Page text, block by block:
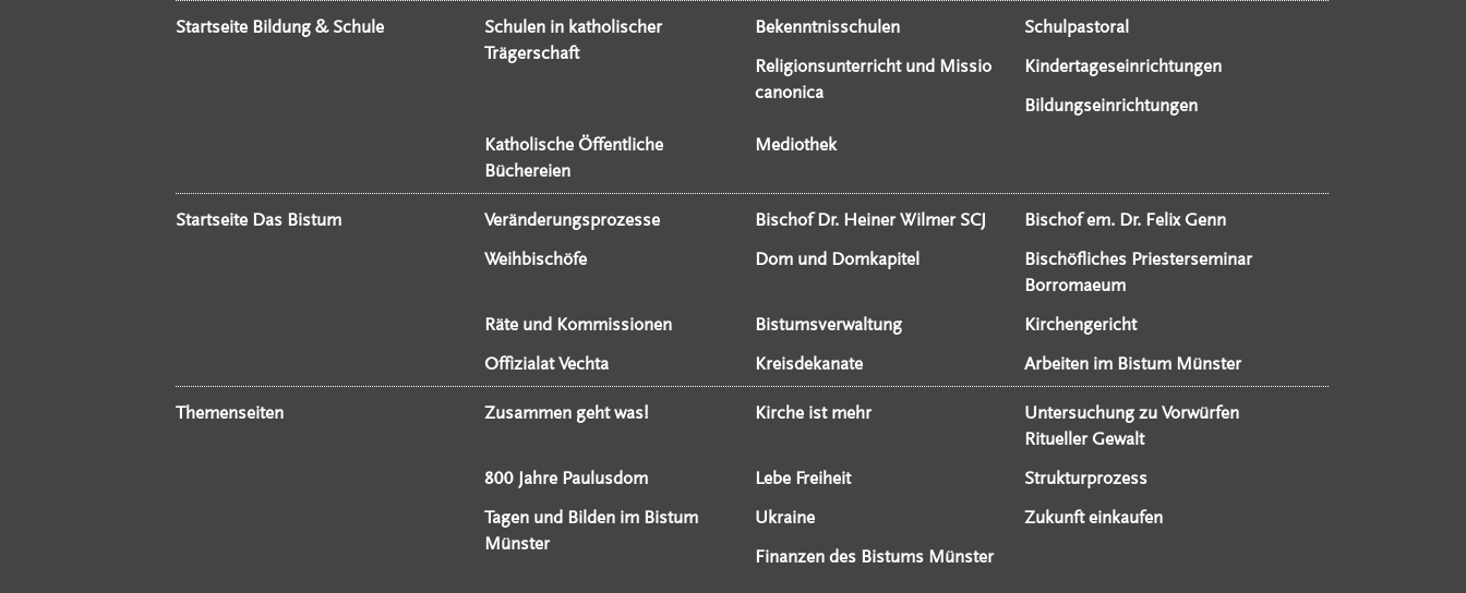
Startseite Bildung & Schule
Schulen in katholischer
Trägerschaft
Bekenntnisschulen
Schulpastoral
Religionsunterricht und Missio
canonica
Kindertageseinrichtungen
Bildungseinrichtungen
Katholische Öffentliche
Büchereien
Mediothek
Startseite Das Bistum Veränderungsprozesse Bischof Dr. Heiner Wilmer SCJ
Bischof em. Dr. Felix Genn
Weihbischöfe
Dom und Domkapitel
Bischöfliches Priesterseminar
Borromaeum
Räte und Kommissionen
Bistumsverwaltung
Kirchengericht
Offizialat Vechta
Kreisdekanate Arbeiten im Bistum Münster
Themenseiten Zusammen geht was! Kirche ist mehr
Untersuchung zu Vorwürfen
Ritueller Gewalt
800 Jahre Paulusdom
Lebe Freiheit
Strukturprozess
Tagen und Bilden im Bistum
Münster
Ukraine
Zukunft einkaufen
Finanzen des Bistums Münster